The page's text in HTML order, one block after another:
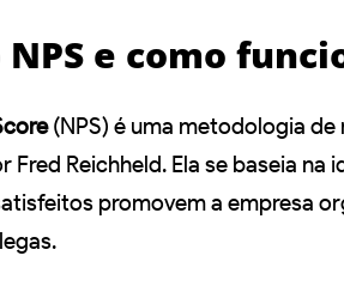
NPS e como
(NPS) é uma metodologia de
Fred Reichheld. Ela se baseia na
promovem a empresa